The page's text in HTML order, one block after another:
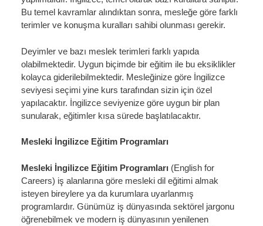
Bu temel kavramlar alındıktan sonra, mesleğe göre farklı
terimler ve konuşma kuralları sahibi olunması gerekir.
Deyimler ve bazı meslek terimleri farklı yapıda
olabilmektedir. Uygun biçimde bir eğitim ile bu eksiklikler
kolayca giderilebilmektedir. Mesleğinize göre İngilizce
seviyesi seçimi yine kurs tarafından sizin için özel
yapılacaktır. İngilizce seviyenize göre uygun bir plan
sunularak, eğitimler kısa sürede başlatılacaktır.
Mesleki İngilizce Eğitim Programları
Mesleki İngilizce Eğitim Programları (English for
Careers) iş alanlarına göre mesleki dil eğitimi almak
isteyen bireylere ya da kurumlara uyarlanmış
programlardır. Günümüz iş dünyasında sektörel jargonu
öğrenebilmek ve modern iş dünyasının yenilenen